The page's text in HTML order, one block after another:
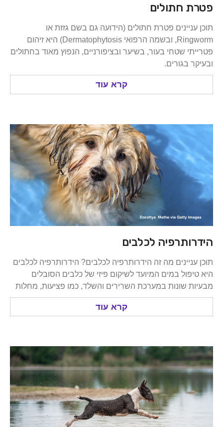
חתולים
פטרת חתולים (הידועה גם בשם גזזת או
Ringworm, ובשמה הרפואי Dermatophytosis) היא זיהום
שטחי בעור, בשיער ובציפורניים, הנפוץ מאוד בחתולים
בגורים.
קרא עוד
לכלבים
מה זה הידרותרפיה לכלבים? הידרותרפיה לכלבים
במים המיועד לשיקום פיזי של כלבים הסובלים
שונות במערכת השרירים והשלד, כמו פציעות, מחלות
קרא עוד